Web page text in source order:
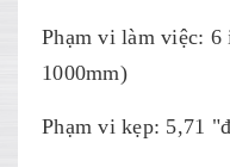
Phạm vi làm việc: 6
1000mm)
Phạm vi kẹp: 5,71